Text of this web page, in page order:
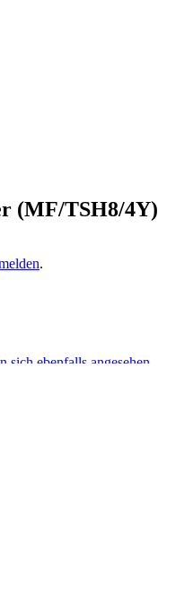
(MF/TSH8/4Y)
.
sich ebenfalls angesehen